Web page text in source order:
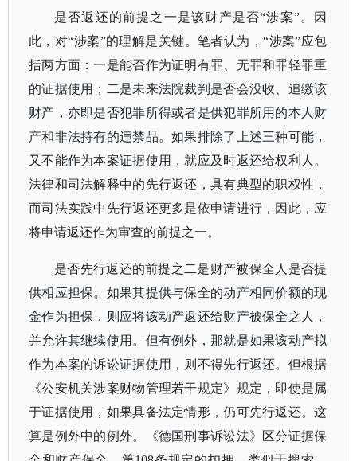
是否返还的前提之一是该财产是否“涉案”。因
此，对“涉案”的理解是关键。笔者认为，“涉案”应包
括两方面：一是能否作为证明有罪、无罪和罪轻罪重
的证据使用；二是未来法院裁判是否会没收、追缴该
财产，亦即是否犯罪所得或者是供犯罪所用的本人财
产和非法持有的违禁品。如果排除了上述三种可能，
又不能作为本案证据使用，就应及时返还给权利人。
法律和司法解释中的先行返还，具有典型的职权性，
而司法实践中先行返还更多是依申请进行，因此，应
将申请返还作为审查的前提之一。
是否先行返还的前提之二是财产被保全人是否提
供相应担保。如果其提供与保全的动产相同价额的现
金作为担保，则应将该动产返还给财产被保全之人，
并允许其继续使用。但有例外，那就是如果该动产拟
作为本案的诉讼证据使用，则不得先行返还。但根据
《公安机关涉案财物管理若干规定》规定，即使是属
于证据使用，如果具备法定情形，仍可先行返还。这
算是例外中的例外。《德国刑事诉讼法》区分证据保